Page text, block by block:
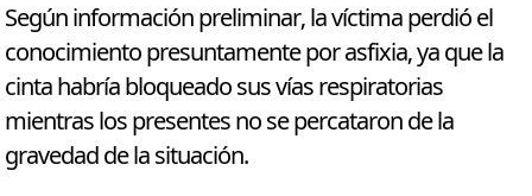
Según información preliminar, la víctima perdió el
conocimiento presuntamente por asfixia, ya que la
cinta habría bloqueado sus vías respiratorias
mientras los presentes no se percataron de la
gravedad de la situación.